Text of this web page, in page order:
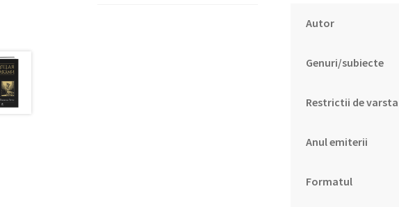
Autor
Genuri/subiecte
Restrictii de varsta
Anul emiterii
Formatul